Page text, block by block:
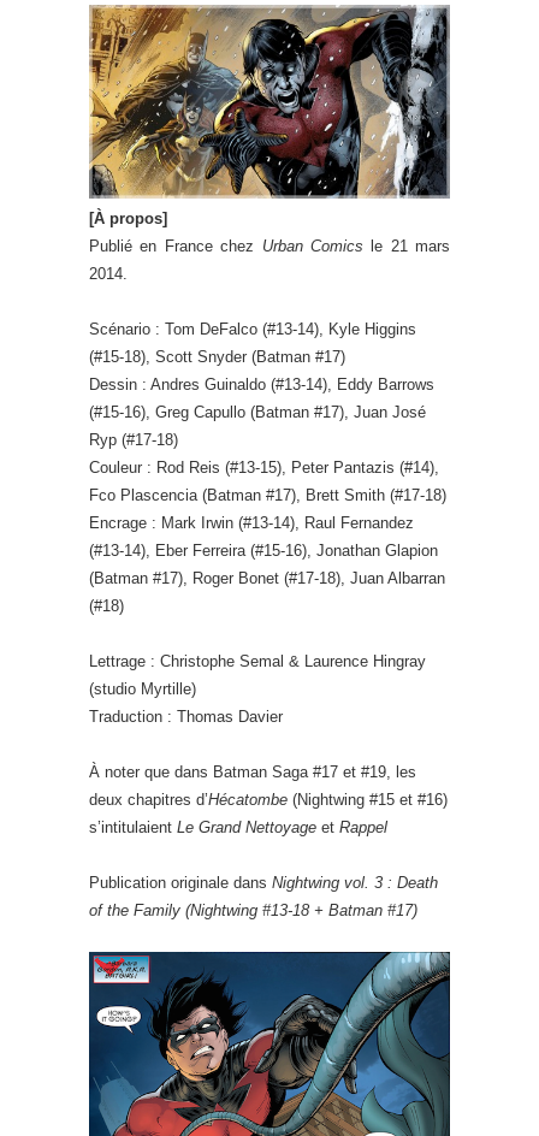
[À propos]
Publié en France chez Urban Comics le 21 mars
2014.
Scénario : Tom DeFalco (#13-14), Kyle Higgins
(#15-18), Scott Snyder (Batman #17)
Dessin : Andres Guinaldo (#13-14), Eddy Barrows
(#15-16), Greg Capullo (Batman #17), Juan José
Ryp (#17-18)
Couleur : Rod Reis (#13-15), Peter Pantazis (#14),
Fco Plascencia (Batman #17), Brett Smith (#17-18)
Encrage : Mark Irwin (#13-14), Raul Fernandez
(#13-14), Eber Ferreira (#15-16), Jonathan Glapion
(Batman #17), Roger Bonet (#17-18), Juan Albarran
(#18)
Lettrage : Christophe Semal & Laurence Hingray
(studio Myrtille)
Traduction : Thomas Davier
À noter que dans Batman Saga #17 et #19, les
deux chapitres d’Hécatombe (Nightwing #15 et #16)
s’intitulaient Le Grand Nettoyage et Rappel
Publication originale dans Nightwing vol. 3 : Death
of the Family (Nightwing #13-18 + Batman #17)